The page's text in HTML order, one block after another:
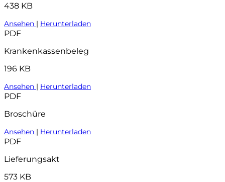
438 KB
Ansehen | Herunterladen
PDF
Krankenkassenbeleg
196 KB
Ansehen | Herunterladen
PDF
Broschüre
Ansehen | Herunterladen
PDF
Lieferungsakt
573 KB